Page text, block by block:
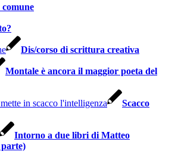
Dis/corso di scrittura creativa
Montale è ancora il maggior poeta del
Scacco
Intorno a due libri di Matteo